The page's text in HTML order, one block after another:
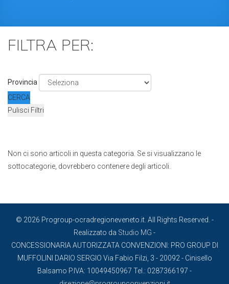
FILTRA PER:
Provincia
CERCA
Pulisci Filtri
Non ci sono articoli in questa categoria. Se si visualizzano le
sottocategorie, dovrebbero contenere degli articoli.
© 2026 Progroup-ocradregioneveneto.it. All Rights Reserved. -
Realizzato da Studio MG -
CONCESSIONARIA AUTORIZZATA CONVENZIONI: PRO GROUP DI
MUFFOLINI DARIO SERGIO Via Fabio Filzi, 3 - 20092 - Cinisello
Balsamo P.IVA: 10049450967 Tel.: 0287366197 -